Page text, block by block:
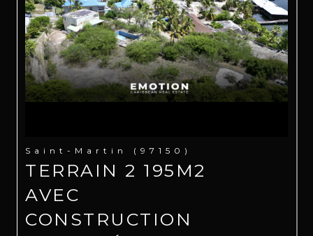
Saint-Martin (97150)
TERRAIN 2 195M2
AVEC
CONSTRUCTION